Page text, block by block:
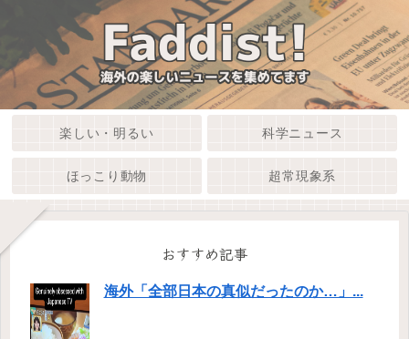
楽しい・明るい 科学ニュース
ほっこり動物 超常現象系
おすすめ記事
海外「全部日本の真似だったのか…」...